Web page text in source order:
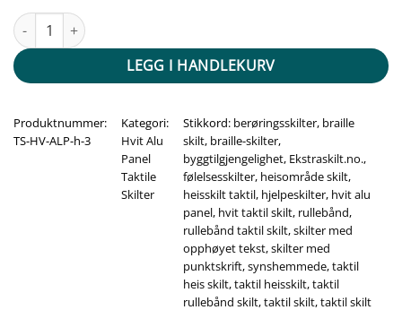
Taktile skilt - Rullebånd - Hvit Alu Panel antall
LEGG I HANDLEKURV
Produktnummer:
TS-HV-ALP-h-3
Kategori:
Hvit Alu
Panel
Taktile
Skilter
Stikkord: berøringsskilter, braille
skilt, braille-skilter,
byggtilgjengelighet, Ekstraskilt.no.,
følelsesskilter, heisområde skilt,
heisskilt taktil, hjelpeskilter, hvit alu
panel, hvit taktil skilt, rullebånd,
rullebånd taktil skilt,skilter med
opphøyet tekst,skilter med
punktskrift,synshemmede,taktil
heis skilt,taktil heisskilt,taktil
rullebånd skilt,taktil skilt,taktil skilt